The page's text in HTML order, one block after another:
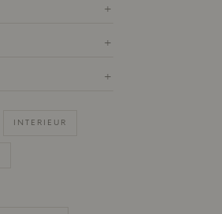
+
+
+
INTERIEUR